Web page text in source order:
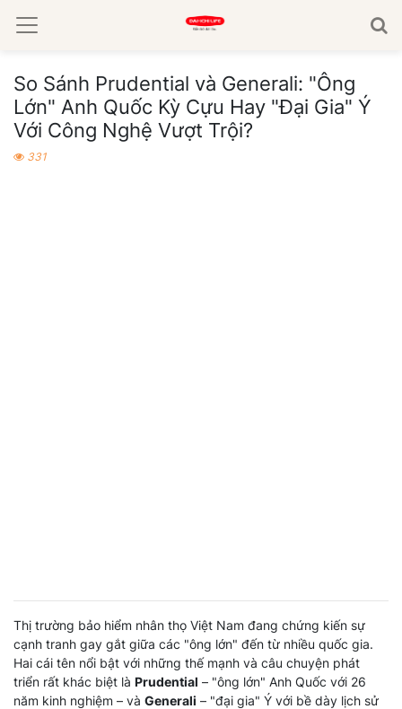
So Sánh Prudential và Generali: "Ông
Lớn" Anh Quốc Kỳ Cựu Hay "Đại Gia" Ý
Với Công Nghệ Vượt Trội?
331
Thị trường bảo hiểm nhân thọ Việt Nam đang chứng kiến sự
cạnh tranh gay gắt giữa các "ông lớn" đến từ nhiều quốc gia.
Hai cái tên nổi bật với những thế mạnh và câu chuyện phát
triển rất khác biệt là Prudential – "ông lớn" Anh Quốc với 26
năm kinh nghiệm – và Generali – "đại gia" Ý với bề dày lịch sử